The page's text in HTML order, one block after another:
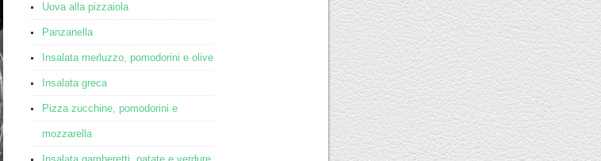
Uova alla pizzaiola
Panzanella
Insalata merluzzo, pomodorini e olive
Insalata greca
Pizza zucchine, pomodorini e
mozzarella